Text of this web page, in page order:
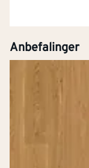
Anbefalinger